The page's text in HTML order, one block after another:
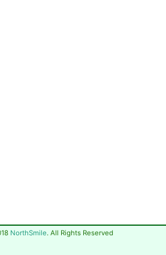
NorthSmile. All Rights Reserved